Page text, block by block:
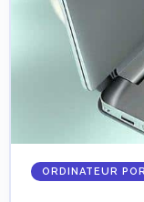
ORDINATEUR